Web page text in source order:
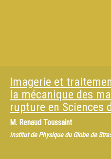
Imagerie et
la mécanique des
rupture en Sciences
M. Renaud Toussaint
Institut de Physique du Globe de